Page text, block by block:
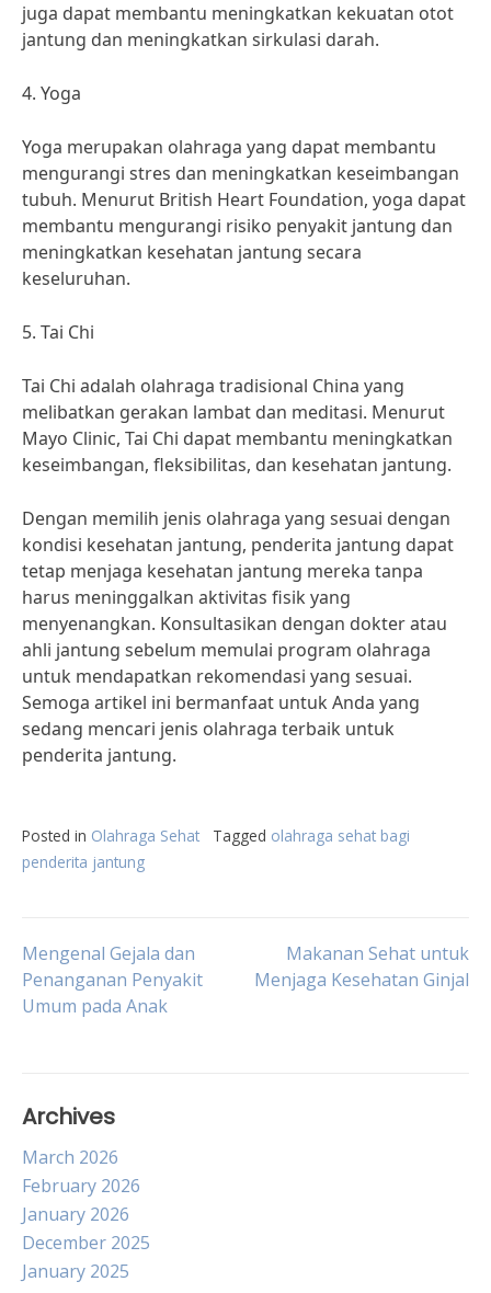
juga dapat membantu meningkatkan kekuatan otot
jantung dan meningkatkan sirkulasi darah.
4. Yoga
Yoga merupakan olahraga yang dapat membantu
mengurangi stres dan meningkatkan keseimbangan
tubuh. Menurut British Heart Foundation, yoga dapat
membantu mengurangi risiko penyakit jantung dan
meningkatkan kesehatan jantung secara
keseluruhan.
5. Tai Chi
Tai Chi adalah olahraga tradisional China yang
melibatkan gerakan lambat dan meditasi. Menurut
Mayo Clinic, Tai Chi dapat membantu meningkatkan
keseimbangan, fleksibilitas, dan kesehatan jantung.
Dengan memilih jenis olahraga yang sesuai dengan
kondisi kesehatan jantung, penderita jantung dapat
tetap menjaga kesehatan jantung mereka tanpa
harus meninggalkan aktivitas fisik yang
menyenangkan. Konsultasikan dengan dokter atau
ahli jantung sebelum memulai program olahraga
untuk mendapatkan rekomendasi yang sesuai.
Semoga artikel ini bermanfaat untuk Anda yang
sedang mencari jenis olahraga terbaik untuk
penderita jantung.
Posted in Olahraga Sehat Tagged olahraga sehat bagi
penderita jantung
Post
navigation
Mengenal Gejala dan
Penanganan Penyakit
Umum pada Anak
Makanan Sehat untuk
Menjaga Kesehatan Ginjal
Archives
March 2026
February 2026
January 2026
December 2025
January 2025